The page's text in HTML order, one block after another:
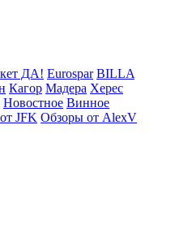
ДА! Eurospar BILLA
Кагор Мадера Херес
Новостное Винное
JFK Обзоры от AlexV